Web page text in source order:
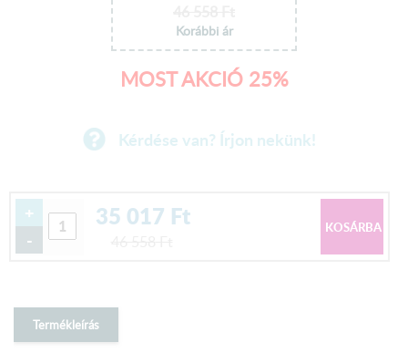
Korábbi ár
MOST AKCIÓ 25%
Kérdése van? Írjon nekünk!
+
-
35 017 Ft
Termékleírás